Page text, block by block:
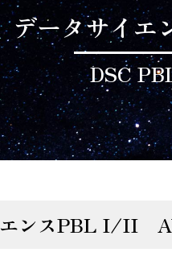
データサイエ
DSC
エンスPBL I/II